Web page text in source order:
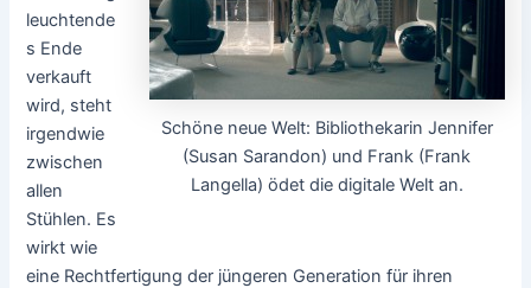
Schöne neue Welt: Bibliothekarin Jennifer
(Susan Sarandon) und Frank (Frank
Langella) ödet die digitale Welt an.
leuchtende
s Ende
verkauft
wird, steht
irgendwie
zwischen
allen
Stühlen. Es
wirkt wie
eine Rechtfertigung der jüngeren Generation für ihren